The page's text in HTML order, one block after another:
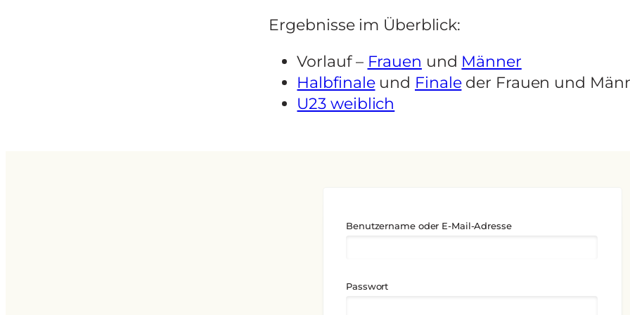
Ergebnisse im Überblick:
Vorlauf – Frauen und Männer
Halbfinaleund Finaleder Frauen und
U23 weiblich
Benutzername oder E-Mail-Adresse
Passwort